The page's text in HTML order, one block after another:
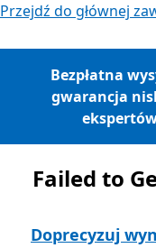
Przejdź do głównej
Bezpłatna
gwarancja
Lista
Failed to
Doprecyzuj